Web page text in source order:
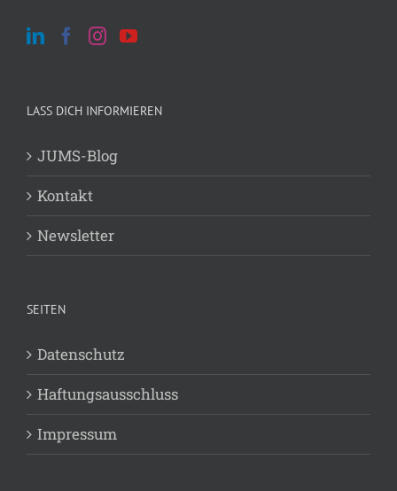
LASS DICH INFORMIEREN
JUMS-Blog
Kontakt
Newsletter
SEITEN
Datenschutz
Haftungsausschluss
Impressum